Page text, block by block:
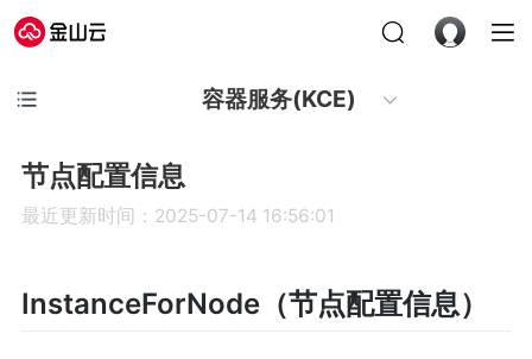
容器服务(KCE)
节点配置信息
最近更新时间：2025-07-14 16:56:01
InstanceForNode（节点配置信息）